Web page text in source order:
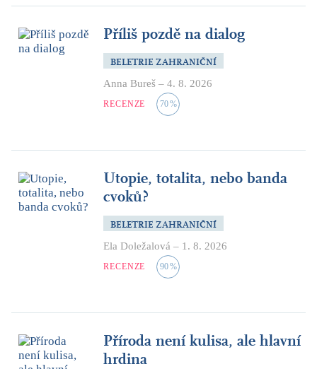
Příliš pozdě na dialog
BELETRIE ZAHRANIČNÍ
Anna Bureš – 4. 8. 2026
RECENZE 70%
Utopie, totalita, nebo banda
cvoků?
BELETRIE ZAHRANIČNÍ
Ela Doležalová – 1. 8. 2026
RECENZE 90%
Příroda není kulisa, ale hlavní
hrdina